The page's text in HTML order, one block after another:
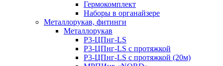
Гермокомплект
Наборы в органайзере
Металлорукав, фитинги
Металлорукав
Р3-ЦПнг-LS
Р3-ЦПнг-LS с протяжкой
Р3-ЦПнг-LS с протяжкой (20м)